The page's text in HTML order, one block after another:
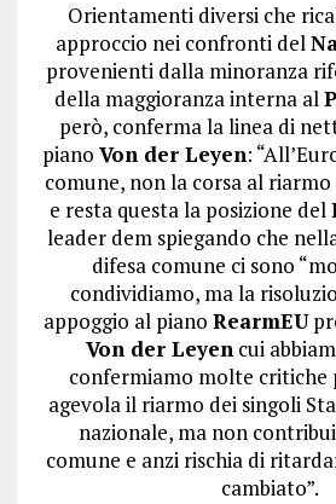
Orientamenti diversi che
approccio nei confronti del
provenienti dalla minoranza
della maggioranza interna al
però, conferma la linea di
piano Von der Leyen:
comune, non la corsa al riarmo
e resta questa la posizione del
leader dem spiegando che
difesa comune ci sono
condividiamo, ma la
appoggio al pianoRearmEU
Von der Leyen cui
confermiamo molte critiche
agevola il riarmo dei singoli
nazionale, ma non
comune e anzi rischia di
cambiato”.